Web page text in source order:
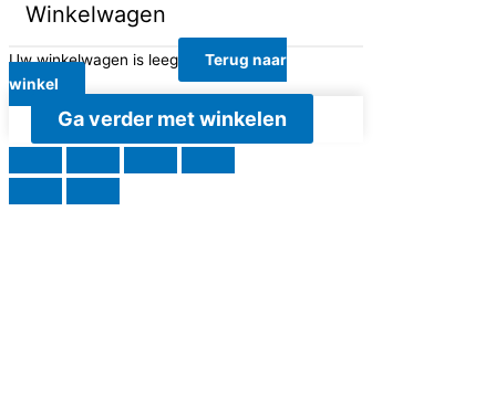
Winkelwagen
Uw winkelwagen is leeg
Terug naar
winkel
Ga verder met winkelen